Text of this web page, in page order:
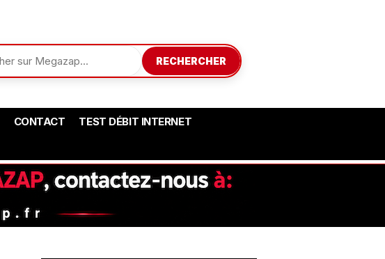
RECHERCHER
CONTACT TEST DÉBIT INTERNET